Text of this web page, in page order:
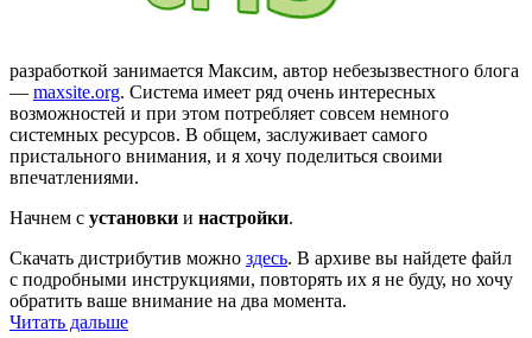
разработкой занимается Максим, автор небезызвестного блога
— maxsite.org. Система имеет ряд очень интересных
возможностей и при этом потребляет совсем немного
системных ресурсов. В общем, заслуживает самого
пристального внимания, и я хочу поделиться своими
впечатлениями.
Начнем с установки и настройки.
Скачать дистрибутив можно здесь. В архиве вы найдете файл
с подробными инструкциями, повторять их я не буду, но хочу
обратить ваше внимание на два момента.
Читать дальше